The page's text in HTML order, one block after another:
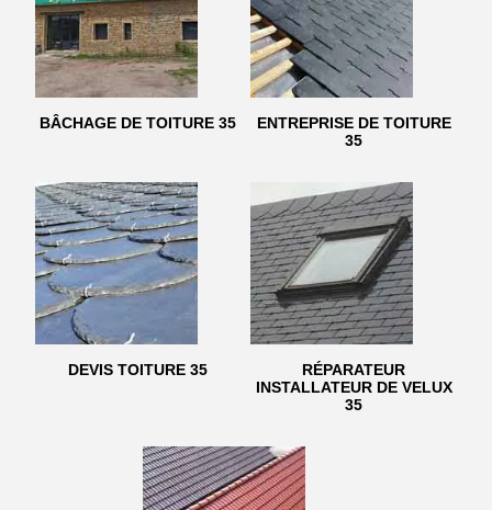
BÂCHAGE DE TOITURE 35
ENTREPRISE DE TOITURE
35
DEVIS TOITURE 35
RÉPARATEUR
INSTALLATEUR DE VELUX
35